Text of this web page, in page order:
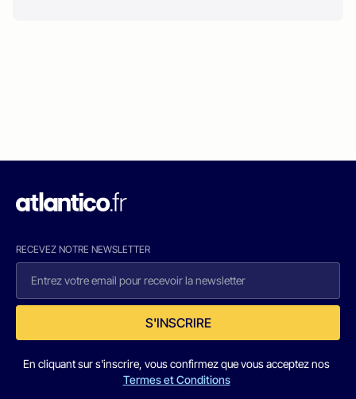
RECEVEZ NOTRE NEWSLETTER
S'INSCRIRE
En cliquant sur s'inscrire, vous confirmez que vous acceptez nos
Termes et Conditions